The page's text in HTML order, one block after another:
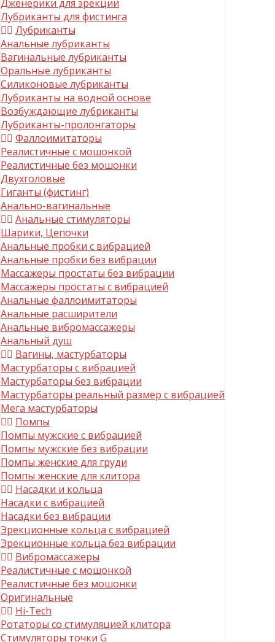
Дженерики для эрекции
Лубриканты для фистинга
Лубриканты
Анальные лубриканты
Вагинальные лубриканты
Оральные лубриканты
Силиконовые лубриканты
Лубриканты на водной основе
Возбуждающие лубриканты
Лубриканты-пролонгаторы
Фаллоимитаторы
Реалистичные с мошонкой
Реалистичные без мошонки
Двухголовые
Гиганты (фистинг)
Анально-вагинальные
Анальные стимуляторы
Шарики, Цепочки
Анальные пробки с вибрацией
Анальные пробки без вибрации
Массажеры простаты без вибрации
Массажеры простаты с вибрацией
Анальные фаллоимитаторы
Анальные расширители
Анальные вибромассажеры
Анальный душ
Вагины, мастурбаторы
Мастурбаторы с вибрацией
Мастурбаторы без вибрации
Мастурбаторы реальный размер с вибрацией
Мега мастурбаторы
Помпы
Помпы мужские с вибрацией
Помпы мужские без вибрации
Помпы женские для груди
Помпы женские для клитора
Насадки и кольца
Насадки с вибрацией
Насадки без вибрации
Эрекционные кольца с вибрацией
Эрекционные кольца без вибрации
Вибромассажеры
Реалистичные с мошонкой
Реалистичные без мошонки
Оригинальные
Hi-Tech
Ротаторы со стимуляцией клитора
Стимуляторы точки G